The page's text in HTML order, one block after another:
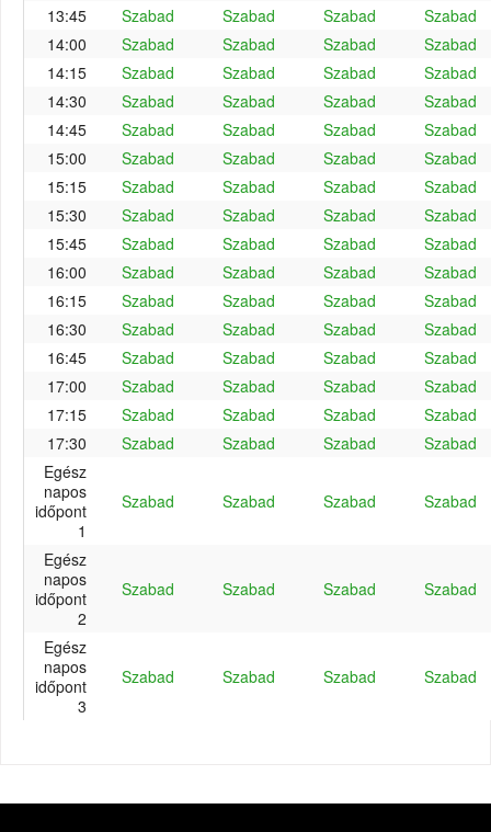
13:45
Szabad Szabad Szabad
Szabad
14:00
Szabad Szabad Szabad
Szabad
14:15
Szabad Szabad Szabad
Szabad
14:30
Szabad Szabad Szabad
Szabad
14:45
Szabad Szabad Szabad
Szabad
15:00
Szabad Szabad Szabad
Szabad
15:15
Szabad Szabad Szabad
Szabad
15:30
Szabad Szabad Szabad
Szabad
15:45
Szabad Szabad Szabad
Szabad
16:00
Szabad Szabad Szabad
Szabad
16:15
Szabad Szabad Szabad
Szabad
16:30
Szabad Szabad Szabad
Szabad
16:45
Szabad Szabad Szabad
Szabad
17:00
Szabad Szabad Szabad
Szabad
17:15
Szabad Szabad Szabad
Szabad
17:30
Szabad Szabad Szabad
Szabad
Egész
napos
időpont
1
Szabad Szabad Szabad Szabad
Egész
napos
időpont
2
Szabad Szabad Szabad Szabad
Egész
napos
időpont
3
Szabad Szabad Szabad Szabad